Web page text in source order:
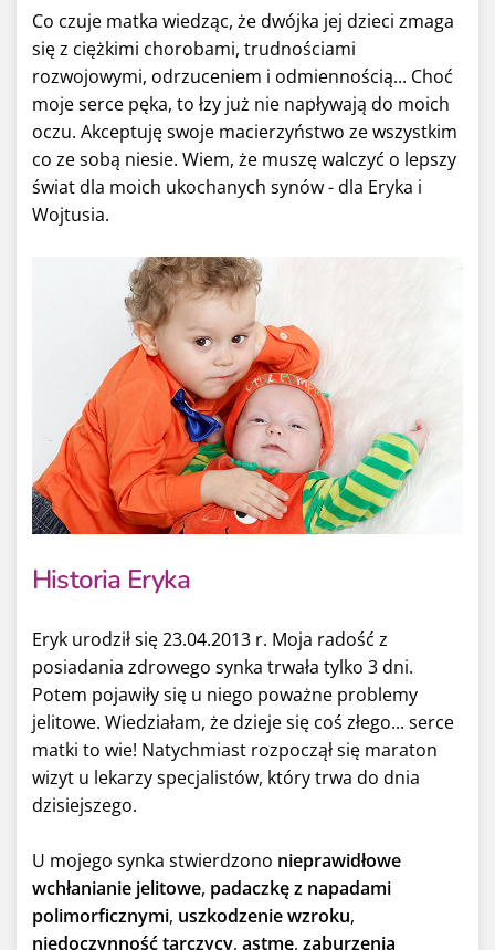
Co czuje matka wiedząc, że dwójka jej dzieci zmaga
się z ciężkimi chorobami, trudnościami
rozwojowymi, odrzuceniem i odmiennością... Choć
moje serce pęka, to łzy już nie napływają do moich
oczu. Akceptuję swoje macierzyństwo ze wszystkim
co ze sobą niesie. Wiem, że muszę walczyć o lepszy
świat dla moich ukochanych synów - dla Eryka i
Wojtusia.
Historia Eryka
Eryk urodził się 23.04.2013 r. Moja radość z
posiadania zdrowego synka trwała tylko 3 dni.
Potem pojawiły się u niego poważne problemy
jelitowe. Wiedziałam, że dzieje się coś złego... serce
matki to wie! Natychmiast rozpoczął się maraton
wizyt u lekarzy specjalistów, który trwa do dnia
dzisiejszego.
U mojego synka stwierdzono nieprawidłowe
wchłanianie jelitowe, padaczkę z napadami
polimorficznymi, uszkodzenie wzroku,
niedoczynność tarczycy, astmę, zaburzenia